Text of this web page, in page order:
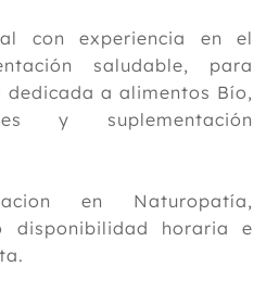
con experiencia en el
saludable, para
a alimentos Bío,
y suplementación
en Naturopatía,
disponibilidad horaria e